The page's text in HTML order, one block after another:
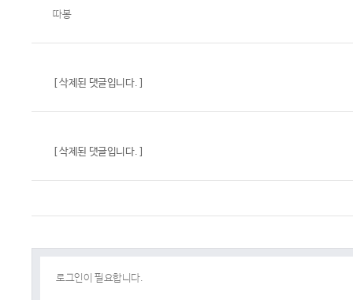
따봉
[ 삭제된 댓글입니다. ]
[ 삭제된 댓글입니다. ]